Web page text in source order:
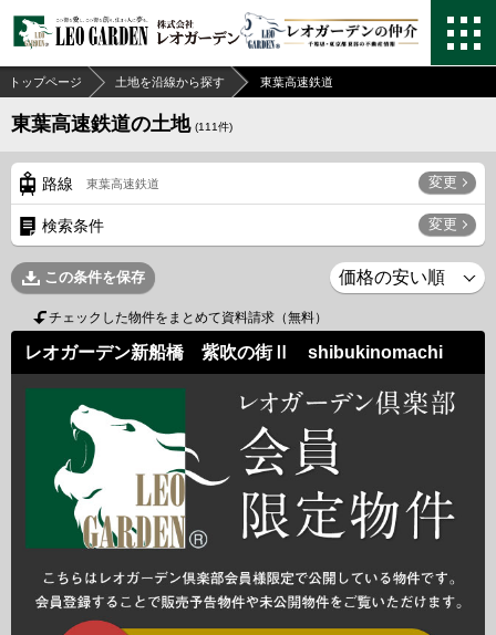
トップページ 土地を沿線から探す 東葉高速鉄道
東葉高速鉄道の土地 (111件)
路線 東葉高速鉄道 変更
検索条件 変更
この条件を保存
チェックした物件をまとめて資料請求（無料）
レオガーデン新船橋 紫吹の街Ⅱ shibukinomachi